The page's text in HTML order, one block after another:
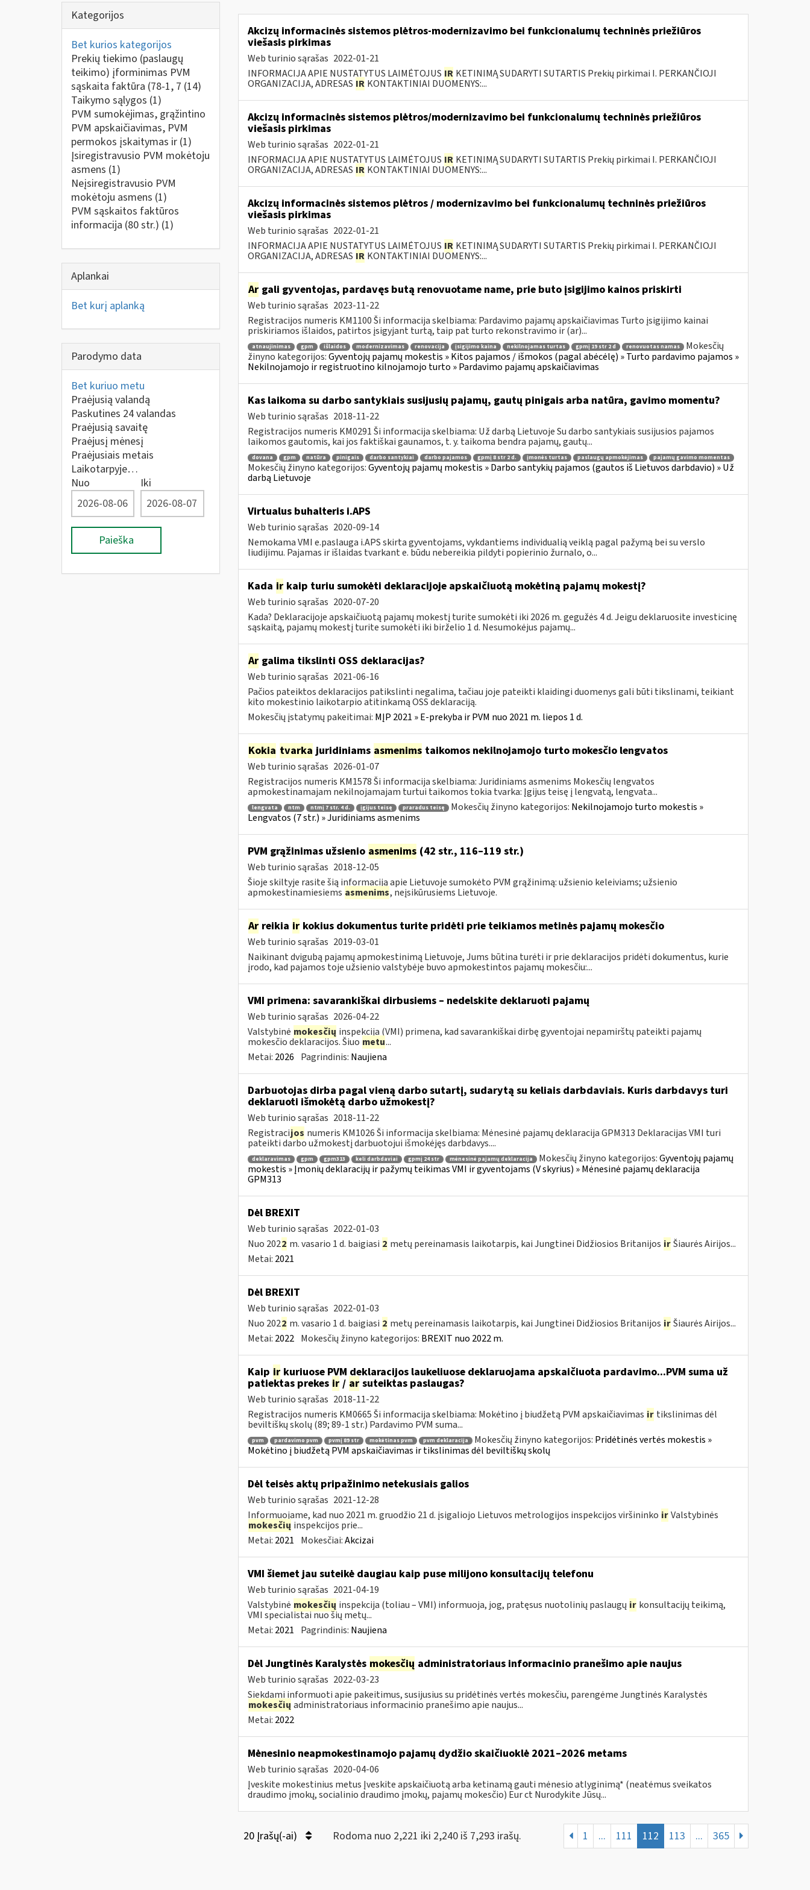
Kategorijos
Bet kurios kategorijos
Prekių tiekimo (paslaugų
teikimo) įforminimas PVM
sąskaita faktūra (78-1, 7 (14)
Taikymo sąlygos (1)
PVM sumokėjimas, grąžintino
PVM apskaičiavimas, PVM
permokos įskaitymas ir (1)
Įsiregistravusio PVM mokėtoju
asmens (1)
Neįsiregistravusio PVM
mokėtoju asmens (1)
PVM sąskaitos faktūros
informacija (80 str.) (1)
Aplankai
Bet kurį aplanką
Parodymo data
Bet kuriuo metu
Praėjusią valandą
Paskutines 24 valandas
Praėjusią savaitę
Praėjusį mėnesį
Praėjusiais metais
Laikotarpyje…
Nuo
Iki
Paieška
Akcizų informacinės sistemos plėtros-modernizavimo bei funkcionalumų techninės priežiūros
viešasis pirkimas
Web turinio sąrašas 2022-01-21
INFORMACIJA APIE NUSTATYTUS LAIMĖTOJUS IR KETINIMĄ SUDARYTI SUTARTIS Prekių pirkimai I. PERKANČIOJI
ORGANIZACIJA, ADRESAS IR KONTAKTINIAI DUOMENYS:...
Akcizų informacinės sistemos plėtros/modernizavimo bei funkcionalumų techninės priežiūros
viešasis pirkimas
Web turinio sąrašas 2022-01-21
INFORMACIJA APIE NUSTATYTUS LAIMĖTOJUS IR KETINIMĄ SUDARYTI SUTARTIS Prekių pirkimai I. PERKANČIOJI
ORGANIZACIJA, ADRESAS IR KONTAKTINIAI DUOMENYS:...
Akcizų informacinės sistemos plėtros / modernizavimo bei funkcionalumų techninės priežiūros
viešasis pirkimas
Web turinio sąrašas 2022-01-21
INFORMACIJA APIE NUSTATYTUS LAIMĖTOJUS IR KETINIMĄ SUDARYTI SUTARTIS Prekių pirkimai I. PERKANČIOJI
ORGANIZACIJA, ADRESAS IR KONTAKTINIAI DUOMENYS:...
Argali gyventojas, pardavęs butą renovuotame name, prie buto įsigijimo kainos priskirti
Web turinio sąrašas 2023-11-22
Registracijos numeris KM1100 Ši informacija skelbiama: Pardavimo pajamų apskaičiavimas Turto įsigijimo kainai
priskiriamos išlaidos, patirtos įsigyjant turtą, taip pat turto rekonstravimo ir (ar)...
atnaujinimas gpm išlaidos modernizavimas renovacija įsigijimo kaina nekilnojamas turtas gpmį 19 str 2 d renovuotas namas
Mokesčių
žinyno kategorijos:Gyventojų pajamų mokestis » Kitos pajamos / išmokos (pagal abėcėlę) » Turto pardavimo pajamos »
Nekilnojamojo ir registruotino kilnojamojo turto » Pardavimo pajamų apskaičiavimas
Kas laikoma su darbo santykiais susijusių pajamų, gautų pinigais arba natūra, gavimo momentu?
Web turinio sąrašas 2018-11-22
Registracijos numeris KM0291 Ši informacija skelbiama: Už darbą Lietuvoje Su darbo santykiais susijusios pajamos
laikomos gautomis, kai jos faktiškai gaunamos, t. y. taikoma bendra pajamų, gautų...
dovana gpm natūra pinigais darbo santykiai darbo pajamos gpmį 8 str 2 d. įmonės turtas paslaugų apmokėjimas pajamų gavimo momentas
Mokesčių žinyno kategorijos:Gyventojų pajamų mokestis » Darbo santykių pajamos (gautos iš Lietuvos darbdavio) » Už
darbą Lietuvoje
Virtualus buhalteris i.APS
Web turinio sąrašas 2020-09-14
Nemokama VMI e.paslauga i.APS skirta gyventojams, vykdantiems individualią veiklą pagal pažymą bei su verslo
liudijimu. Pajamas ir išlaidas tvarkant e. būdu nebereikia pildyti popierinio žurnalo, o...
Kada irkaip turiu sumokėti deklaracijoje apskaičiuotą mokėtiną pajamų mokestį?
Web turinio sąrašas 2020-07-20
Kada? Deklaracijoje apskaičiuotą pajamų mokestį turite sumokėti iki 2026 m. gegužės 4 d. Jeigu deklaruosite investicinę
sąskaitą, pajamų mokestį turite sumokėti iki birželio 1 d. Nesumokėjus pajamų...
Argalima tikslinti OSS deklaracijas?
Web turinio sąrašas 2021-06-16
Pačios pateiktos deklaracijos patikslinti negalima, tačiau joje pateikti klaidingi duomenys gali būti tikslinami, teikiant
kito mokestinio laikotarpio atitinkamą OSS deklaraciją.
Mokesčių įstatymų pakeitimai: MĮP 2021 » E-prekyba ir PVM nuo 2021 m. liepos 1 d.
Kokia tvarka juridiniams asmenims taikomos nekilnojamojo turto mokesčio lengvatos
Web turinio sąrašas 2026-01-07
Registracijos numeris KM1578 Ši informacija skelbiama: Juridiniams asmenims Mokesčių lengvatos
apmokestinamajam nekilnojamajam turtui taikomos tokia tvarka: Įgijus teisę į lengvatą, lengvata...
lengvata ntm ntmį 7 str. 4 d. įgijus teisę praradus teisę Mokesčių žinyno kategorijos: Nekilnojamojo turto mokestis »
Lengvatos (7 str.) » Juridiniams asmenims
PVM grąžinimas užsienio asmenims (42 str., 116–119 str.)
Web turinio sąrašas 2018-12-05
Šioje skiltyje rasite šią informaciją apie Lietuvoje sumokėto PVM grąžinimą: užsienio keleiviams; užsienio
apmokestinamiesiems asmenims, neįsikūrusiems Lietuvoje.
Arreikia irkokius dokumentus turite pridėti prie teikiamos metinės pajamų mokesčio
Web turinio sąrašas 2019-03-01
Naikinant dvigubą pajamų apmokestinimą Lietuvoje, Jums būtina turėti ir prie deklaracijos pridėti dokumentus, kurie
įrodo, kad pajamos toje užsienio valstybėje buvo apmokestintos pajamų mokesčiu:...
VMI primena: savarankiškai dirbusiems – nedelskite deklaruoti pajamų
Web turinio sąrašas 2026-04-22
Valstybinė mokesčių inspekcija (VMI) primena, kad savarankiškai dirbę gyventojai nepamirštų pateikti pajamų
mokesčio deklaracijos. Šiuo metu...
Metai: 2026 Pagrindinis: Naujiena
Darbuotojas dirba pagal vieną darbo sutartį, sudarytą su keliais darbdaviais. Kuris darbdavys turi
deklaruoti išmokėtą darbo užmokestį?
Web turinio sąrašas 2018-11-22
Registracijos numeris KM1026 Ši informacija skelbiama: Mėnesinė pajamų deklaracija GPM313 Deklaracijas VMI turi
pateikti darbo užmokestį darbuotojui išmokėjęs darbdavys....
deklaravimas gpm gpm313 keli darbdaviai gpmį 24 str mėnesinė pajamų deklaracija Mokesčių žinyno kategorijos:Gyventojų pajamų
mokestis » Įmonių deklaracijų ir pažymų teikimas VMI ir gyventojams (V skyrius) » Mėnesinė pajamų deklaracija
GPM313
Dėl BREXIT
Web turinio sąrašas 2022-01-03
Nuo 2022 m. vasario 1 d. baigiasi 2 metų pereinamasis laikotarpis, kai Jungtinei Didžiosios Britanijos ir Šiaurės Airijos...
Metai: 2021
Dėl BREXIT
Web turinio sąrašas 2022-01-03
Nuo 2022 m. vasario 1 d. baigiasi 2 metų pereinamasis laikotarpis, kai Jungtinei Didžiosios Britanijos ir Šiaurės Airijos...
Metai: 2022 Mokesčių žinyno kategorijos: BREXIT nuo 2022 m.
Kaip irkuriuose PVM deklaracijos laukeliuose deklaruojama apskaičiuota pardavimo...PVM suma už
patiektas prekes ir/ arsuteiktas paslaugas?
Web turinio sąrašas 2018-11-22
Registracijos numeris KM0665 Ši informacija skelbiama: Mokėtino į biudžetą PVM apskaičiavimas ir tikslinimas dėl
beviltiškų skolų (89; 89-1 str.) Pardavimo PVM suma...
pvm pardavimo pvm pvmį 89 str mokėtinas pvm pvm deklaracija Mokesčių žinyno kategorijos: Pridėtinės vertės mokestis »
Mokėtino į biudžetą PVM apskaičiavimas ir tikslinimas dėl beviltiškų skolų
Dėl teisės aktų pripažinimo netekusiais galios
Web turinio sąrašas 2021-12-28
Informuojame, kad nuo 2021 m. gruodžio 21 d. įsigaliojo Lietuvos metrologijos inspekcijos viršininko ir Valstybinės
mokesčių inspekcijos prie...
Metai: 2021 Mokesčiai:Akcizai
VMI šiemet jau suteikė daugiau kaip puse milijono konsultacijų telefonu
Web turinio sąrašas 2021-04-19
Valstybinė mokesčių inspekcija (toliau – VMI) informuoja, jog, pratęsus nuotolinių paslaugų ir konsultacijų teikimą,
VMI specialistai nuo šių metų...
Metai: 2021 Pagrindinis: Naujiena
Dėl Jungtinės Karalystės mokesčių administratoriaus informacinio pranešimo apie naujus
Web turinio sąrašas 2022-03-23
Siekdami informuoti apie pakeitimus, susijusius su pridėtinės vertės mokesčiu, parengėme Jungtinės Karalystės
mokesčių administratoriaus informacinio pranešimo apie naujus...
Metai: 2022
Mėnesinio neapmokestinamojo pajamų dydžio skaičiuoklė 2021–2026 metams
Web turinio sąrašas 2020-04-06
Įveskite mokestinius metus Įveskite apskaičiuotą arba ketinamą gauti mėnesio atlyginimą* (neatėmus sveikatos
draudimo įmokų, socialinio draudimo įmokų, pajamų mokesčio) Eur ct Nurodykite Jūsų...
20 Įrašų(-ai) Rodoma nuo 2,221 iki 2,240 iš 7,293 irašų. 1 ... 111 112 113 ... 365